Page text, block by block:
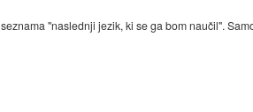
"naslednji jezik, ki se ga bom naučil".